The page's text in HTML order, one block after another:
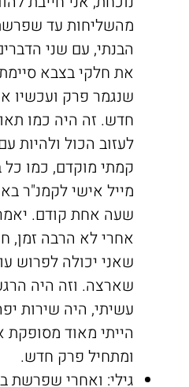
מהשליחות עד
הבנתי, עם שני
את חלקי בצבא
שנגמר פרק ועכשיו
חדש. זה היה כמו
לעזוב הכול ולהיות
מייל אישי לקמנ"ר
שעה אחת קודם. יאמר
אחרי לא הרבה זמן,
שאני יכולה לפרוש
שארצה. וזה היה
עשיתי, היה שירות
הייתי מאוד מסופקת
ומתחיל פרק חדש.
גילי: ואחרי שפרשת